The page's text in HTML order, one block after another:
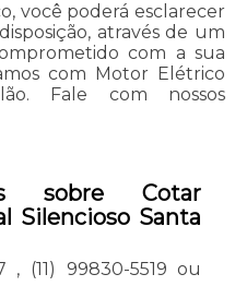
você poderá esclarecer
através de um
com a sua
com Motor Elétrico
Fale com nossos
sobre Cotar
Silencioso Santa
, (11) 99830-5519 ou